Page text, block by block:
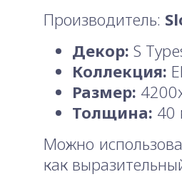
Производитель:
Декор: S
Коллекция:
Размер:
Толщина: 40
Можно
как